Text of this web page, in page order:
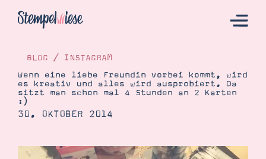
Hier Starten
Katalog
Kontakt
BLOG / INSTAGRAM
Wenn eine liebe Freundin vorbei kommt, wird
es kreativ und alles wird ausprobiert. Da
sitzt man schon mal 4 Stunden an 2 Karten
:)
30. OKTOBER 2014